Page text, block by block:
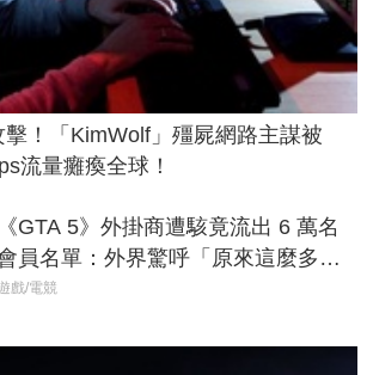
！「KimWolf」殭屍網路主謀被
流量癱瘓全球！
《GTA 5》外掛商遭駭竟流出 6 萬名
員名單：外界驚呼「原來這麼多人
開掛！」
戲/電競